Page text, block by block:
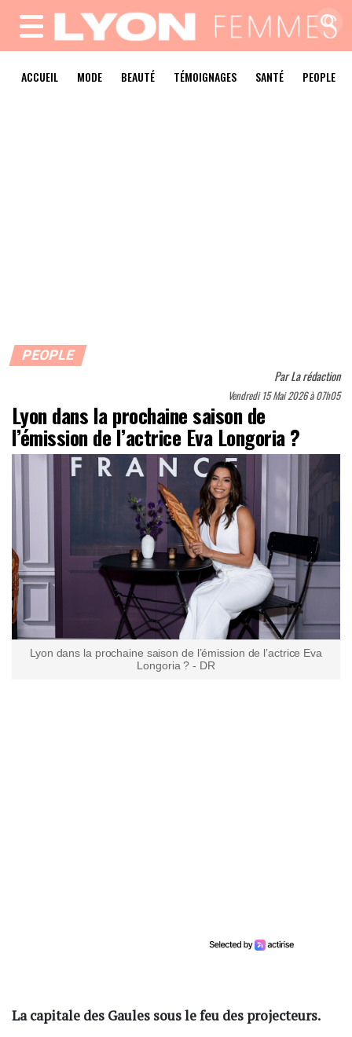
MENU
ACCUEIL MODE BEAUTÉ TÉMOIGNAGES SANTÉ PEOPLE
PEOPLE
ParLa rédaction
Vendredi 15 Mai 2026 à 07h05
Lyon dans la prochaine saison de
l’émission de l’actrice Eva Longoria ?
Lyon dans la prochaine saison de l’émission de l’actrice Eva
Longoria ? - DR
La capitale des Gaules sous le feu des projecteurs.